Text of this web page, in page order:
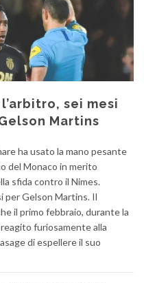
sei mesi
Martins
ha usato la mano pesante
del Monaco in merito
sfida contro il Nimes.
per Gelson Martins. Il
il primo febbraio, durante la
furiosamente alla
di espellere il suo